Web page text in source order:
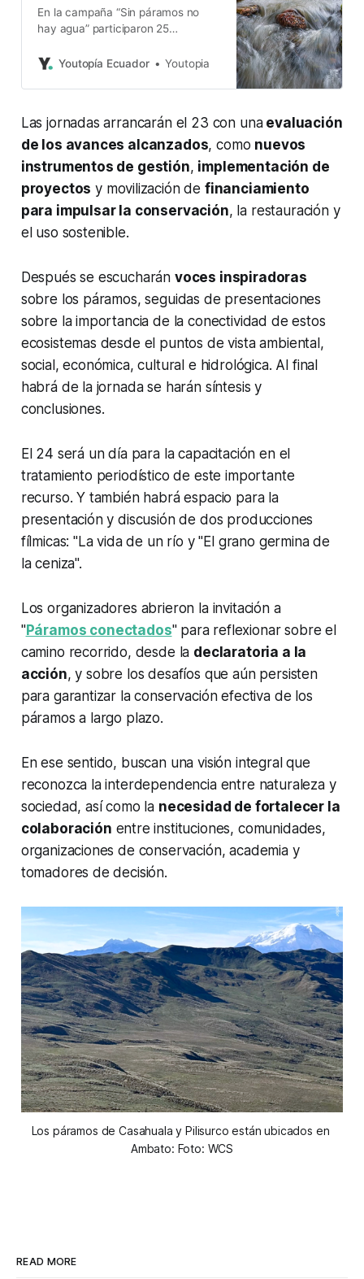
En la campaña “Sin páramos no
hay agua” participaron 25
ocho visiones sobre estos
Youtopía Ecuador Youtopia
Las jornadas arrancarán el 23 con unaevaluación
de los avances alcanzados, como nuevos
instrumentos de gestión, implementación de
proyectos y movilización de financiamiento
para impulsar la conservación, la restauración y
el uso sostenible.
Después se escucharán voces inspiradoras
sobre los páramos, seguidas de presentaciones
sobre la importancia de la conectividad de estos
ecosistemas desde el puntos de vista ambiental,
social, económica, cultural e hidrológica. Al final
habrá de la jornada se harán síntesis y
conclusiones.
El 24 será un día para la capacitación en el
tratamiento periodístico de este importante
recurso. Y también habrá espacio para la
presentación y discusión de dos producciones
fílmicas: "La vida de un río y "El grano germina de
la ceniza".
Los organizadores abrieron la invitación a
"Páramos conectados" para reflexionar sobre el
camino recorrido, desde la declaratoria a la
acción, y sobre los desafíos que aún persisten
para garantizar la conservación efectiva de los
páramos a largo plazo.
En ese sentido, buscan una visión integral que
reconozca la interdependencia entre naturaleza y
sociedad, así como la necesidad de fortalecer la
colaboración entre instituciones, comunidades,
organizaciones de conservación, academia y
tomadores de decisión.
Los páramos de Casahuala y Pilisurco están ubicados en
Ambato: Foto: WCS
READ MORE